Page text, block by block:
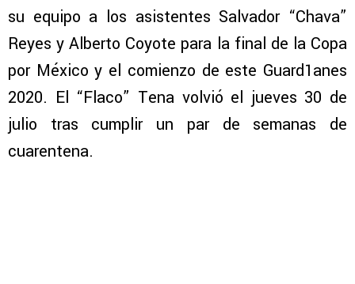
su equipo a los asistentes Salvador “Chava”
Reyes y Alberto Coyote para la final de la Copa
por México y el comienzo de este Guard1anes
2020. El “Flaco” Tena volvió el jueves 30 de
julio tras cumplir un par de semanas de
cuarentena.